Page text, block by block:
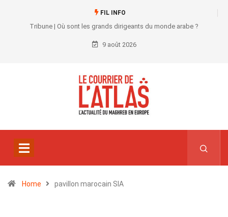
FIL INFO
Tribune | Où sont les grands dirigeants du monde arabe ?
9 août 2026
Home pavillon marocain SIA